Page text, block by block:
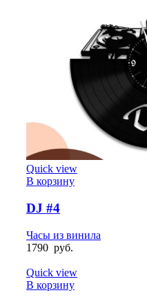
Quick view
В корзину
DJ #4
Часы из винила
1790 руб.
Quick view
В корзину